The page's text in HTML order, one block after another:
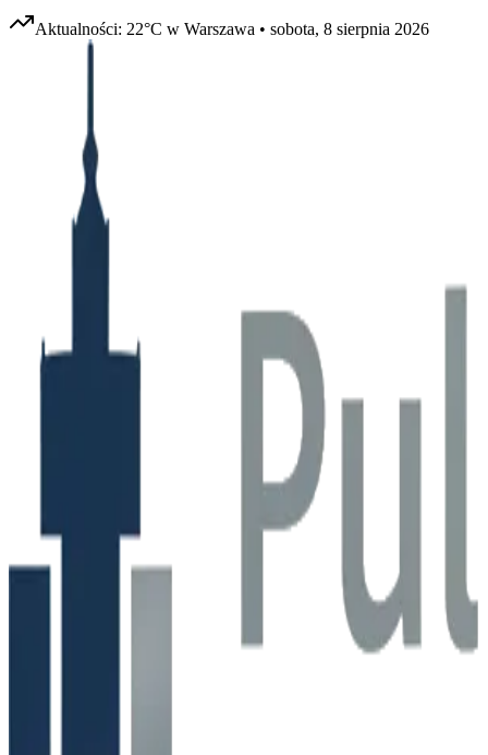
Aktualności: 22°C w Warszawa • sobota, 8 sierpnia 2026